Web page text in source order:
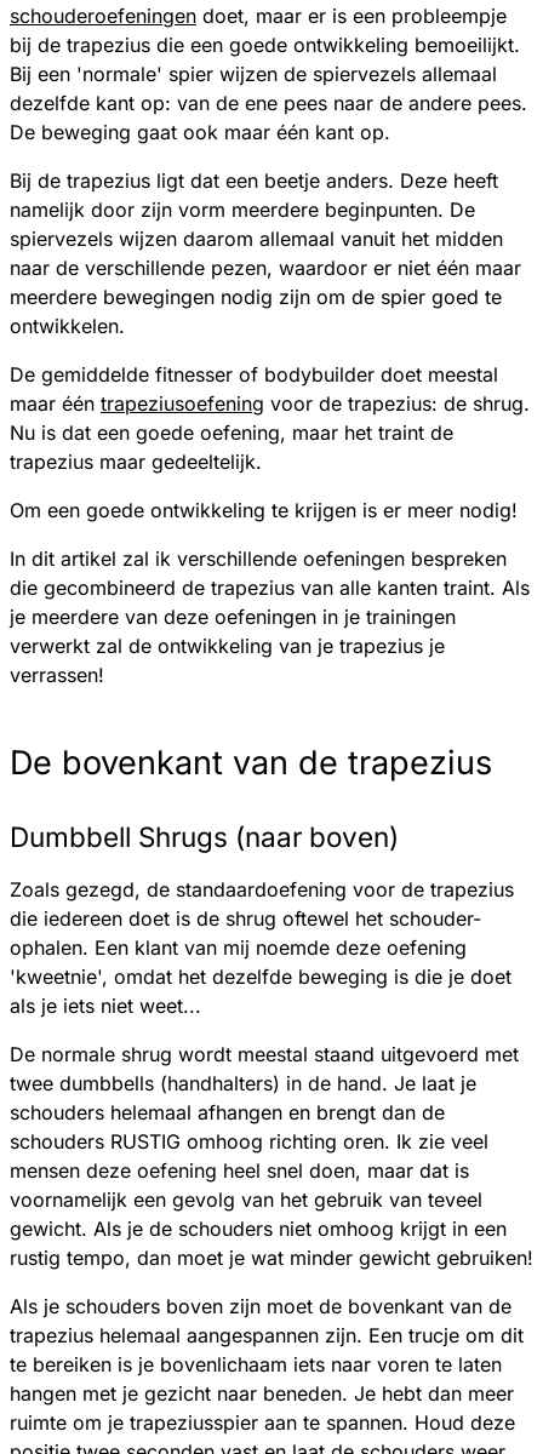
schouderoefeningen doet, maar er is een probleempje
bij de trapezius die een goede ontwikkeling bemoeilijkt.
Bij een 'normale' spier wijzen de spiervezels allemaal
dezelfde kant op: van de ene pees naar de andere pees.
De beweging gaat ook maar één kant op.
Bij de trapezius ligt dat een beetje anders. Deze heeft
namelijk door zijn vorm meerdere beginpunten. De
spiervezels wijzen daarom allemaal vanuit het midden
naar de verschillende pezen, waardoor er niet één maar
meerdere bewegingen nodig zijn om de spier goed te
ontwikkelen.
De gemiddelde fitnesser of bodybuilder doet meestal
maar één trapeziusoefening voor de trapezius: de shrug.
Nu is dat een goede oefening, maar het traint de
trapezius maar gedeeltelijk.
Om een goede ontwikkeling te krijgen is er meer nodig!
In dit artikel zal ik verschillende oefeningen bespreken
die gecombineerd de trapezius van alle kanten traint. Als
je meerdere van deze oefeningen in je trainingen
verwerkt zal de ontwikkeling van je trapezius je
verrassen!
De bovenkant van de trapezius
Dumbbell Shrugs (naar boven)
Zoals gezegd, de standaardoefening voor de trapezius
die iedereen doet is de shrug oftewel het schouder-
ophalen. Een klant van mij noemde deze oefening
'kweetnie', omdat het dezelfde beweging is die je doet
als je iets niet weet...
De normale shrug wordt meestal staand uitgevoerd met
twee dumbbells (handhalters) in de hand. Je laat je
schouders helemaal afhangen en brengt dan de
schouders RUSTIG omhoog richting oren. Ik zie veel
mensen deze oefening heel snel doen, maar dat is
voornamelijk een gevolg van het gebruik van teveel
gewicht. Als je de schouders niet omhoog krijgt in een
rustig tempo, dan moet je wat minder gewicht gebruiken!
Als je schouders boven zijn moet de bovenkant van de
trapezius helemaal aangespannen zijn. Een trucje om dit
te bereiken is je bovenlichaam iets naar voren te laten
hangen met je gezicht naar beneden. Je hebt dan meer
ruimte om je trapeziusspier aan te spannen. Houd deze